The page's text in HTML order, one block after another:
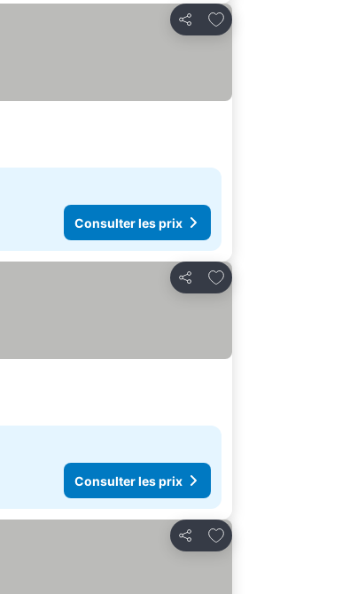
Partager
Ajouter à mes favoris
Consulter les prix
Partager
Ajouter à mes favoris
Consulter les prix
Partager
Ajouter à mes favoris